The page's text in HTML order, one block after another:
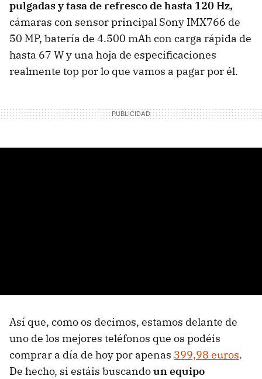
pulgadas y tasa de refresco de hasta 120 Hz,
cámaras con sensor principal Sony IMX766 de
50 MP, batería de 4.500 mAh con carga rápida de
hasta 67 W y una hoja de especificaciones
realmente top por lo que vamos a pagar por él.
Así que, como os decimos, estamos delante de
uno de los mejores teléfonos que os podéis
comprar a día de hoy por apenas 399,98 euros.
De hecho, si estáis buscandoun equipo